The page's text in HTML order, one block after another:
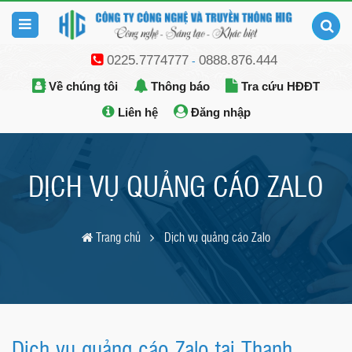
0225.7774777- 0888.876.444
Về chúng tôi Thông báo
Tra cứu HĐĐT
Liên hệ
Đăng nhập
DỊCH VỤ QUẢNG CÁO ZALO
Trang chủ Dịch vụ quảng cáo Zalo